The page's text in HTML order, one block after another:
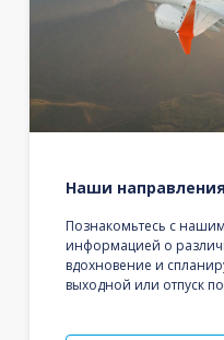
Наши направления
Познакомьтесь с
информацией о
вдохновение и
выходной или отпуск